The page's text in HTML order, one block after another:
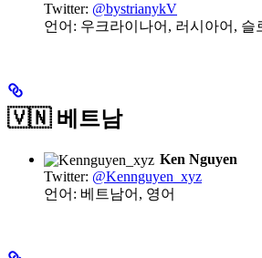
Twitter: @bystrianykV
언어: 우크라이나어, 러시아어, 슬
🇻🇳 베트남
Ken Nguyen
Twitter: @Kennguyen_xyz
언어: 베트남어, 영어